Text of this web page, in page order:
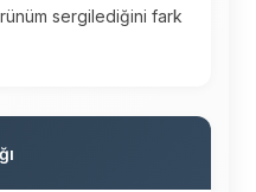
sergilediğini fark